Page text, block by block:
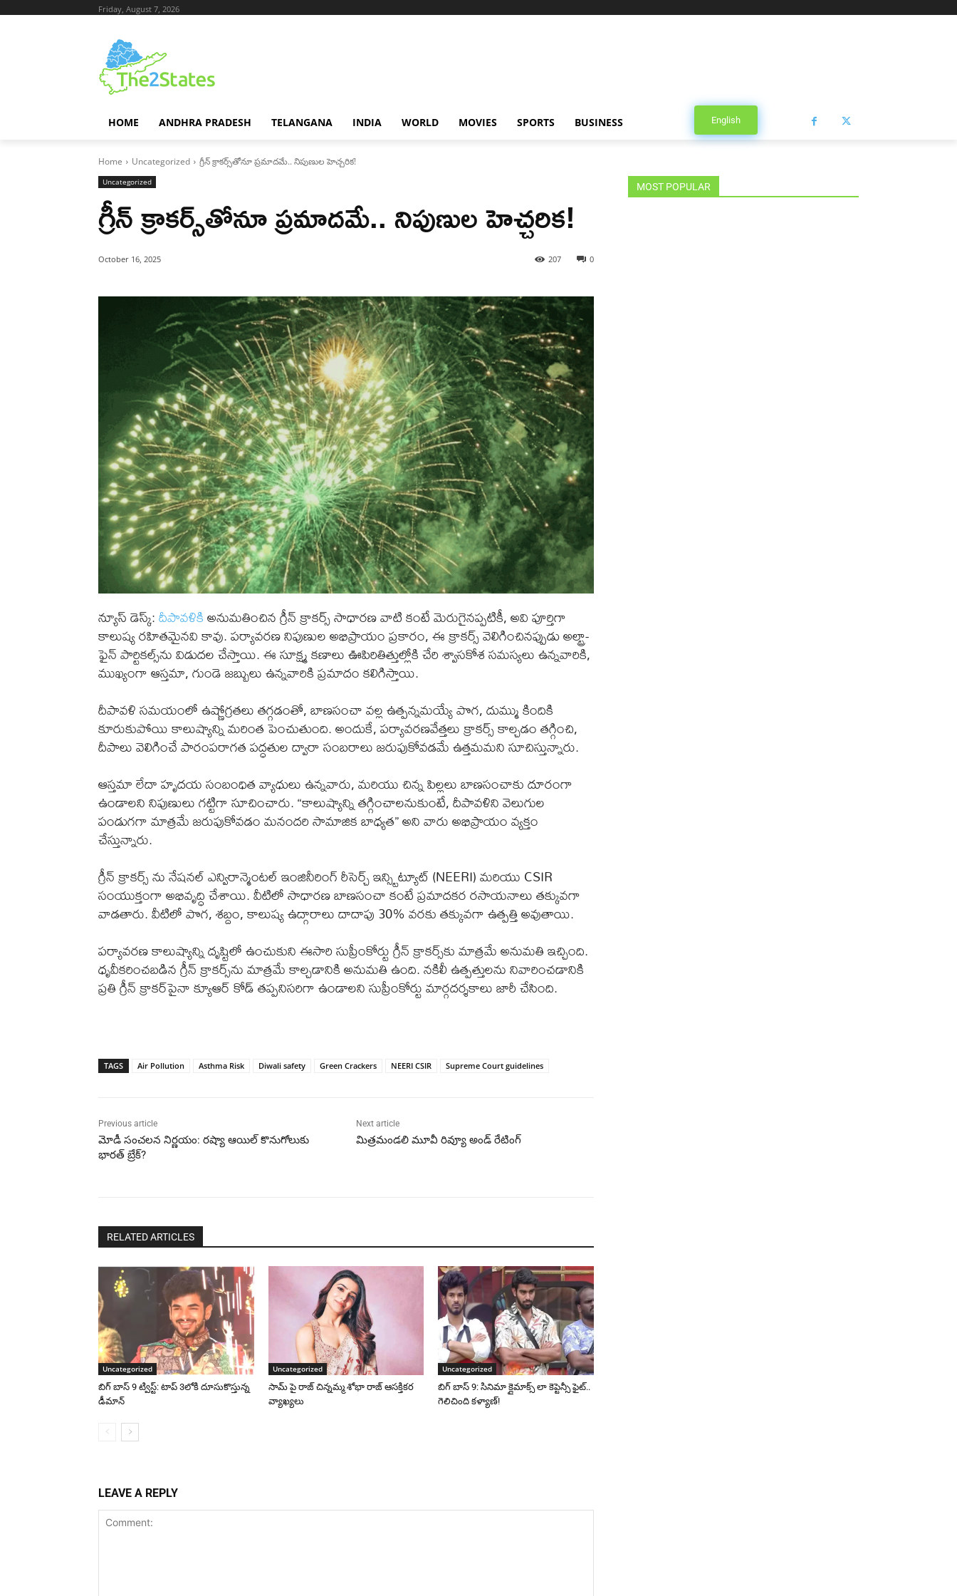
Friday, August 7, 2026
HOME ANDHRA PRADESH TELANGANA INDIA WORLD MOVIES SPORTS BUSINESS English
Home Uncategorized గ్రీన్ క్రాకర్స్‌తోనూ ప్రమాదమే.. నిపుణుల హెచ్చరిక!
Uncategorized
గ్రీన్ క్రాకర్స్‌తోనూ ప్రమాదమే.. నిపుణుల హెచ్చరిక!
October 16, 2025 0
207
న్యూస్ డెస్క్:దీపావళికిఅనుమతించిన గ్రీన్ క్రాకర్స్ సాధారణ వాటి కంటే మెరుగైనప్పటికీ, అవి పూర్తిగా
కాలుష్య రహితమైనవి కావు. పర్యావరణ నిపుణుల అభిప్రాయం ప్రకారం, ఈ క్రాకర్స్ వెలిగించినప్పుడు అల్ట్రా-
ఫైన్ పార్టికల్స్‌ను విడుదల చేస్తాయి. ఈ సూక్ష్మ కణాలు ఊపిరితిత్తుల్లోకి చేరి శ్వాసకోశ సమస్యలు ఉన్నవారికి,
ముఖ్యంగా ఆస్తమా, గుండె జబ్బులు ఉన్నవారికి ప్రమాదం కలిగిస్తాయి.
దీపావళి సమయంలో ఉష్ణోగ్రతలు తగ్గడంతో, బాణసంచా వల్ల ఉత్పన్నమయ్యే పొగ, దుమ్ము కిందికి
కూరుకుపోయి కాలుష్యాన్ని మరింత పెంచుతుంది. అందుకే, పర్యావరణవేత్తలు క్రాకర్స్ కాల్చడం తగ్గించి,
దీపాలు వెలిగించే పారంపరాగత పద్ధతుల ద్వారా సంబరాలు జరుపుకోవడమే ఉత్తమమని సూచిస్తున్నారు.
ఆస్తమా లేదా హృదయ సంబంధిత వ్యాధులు ఉన్నవారు, మరియు చిన్న పిల్లలు బాణసంచాకు దూరంగా
ఉండాలని నిపుణులు గట్టిగా సూచించారు. “కాలుష్యాన్ని తగ్గించాలనుకుంటే, దీపావళిని వెలుగుల
పండుగగా మాత్రమే జరుపుకోవడం మనందరి సామాజిక బాధ్యత” అని వారు అభిప్రాయం వ్యక్తం
చేస్తున్నారు.
గ్రీన్ క్రాకర్స్ ను నేషనల్ ఎన్విరాన్మెంటల్ ఇంజినీరింగ్ రీసెర్చ్ ఇన్స్టిట్యూట్ (NEERI) మరియు CSIR
సంయుక్తంగా అభివృద్ధి చేశాయి. వీటిలో సాధారణ బాణసంచా కంటే ప్రమాదకర రసాయనాలు తక్కువగా
వాడతారు. వీటిలో పొగ, శబ్దం, కాలుష్య ఉద్గారాలు దాదాపు 30% వరకు తక్కువగా ఉత్పత్తి అవుతాయి.
పర్యావరణ కాలుష్యాన్ని దృష్టిలో ఉంచుకుని ఈసారి సుప్రీంకోర్టు గ్రీన్ క్రాకర్స్‌కు మాత్రమే అనుమతి ఇచ్చింది.
ధృవీకరించబడిన గ్రీన్ క్రాకర్స్‌ను మాత్రమే కాల్చడానికి అనుమతి ఉంది. నకిలీ ఉత్పత్తులను నివారించడానికి
ప్రతి గ్రీన్ క్రాకర్‌పైనా క్యూఆర్ కోడ్ తప్పనిసరిగా ఉండాలని సుప్రీంకోర్టు మార్గదర్శకాలు జారీ చేసింది.
TAGS Air Pollution Asthma Risk Diwali safety Green Crackers NEERI CSIR Supreme Court guidelines
Previous article
మోడీ సంచలన నిర్ణయం: రష్యా ఆయిల్ కొనుగోలుకు
భారత్ బ్రేక్?
Next article
మిత్రమండలి మూవీ రివ్యూ అండ్ రేటింగ్
RELATED ARTICLES
Uncategorized
బిగ్ బాస్ 9 ట్విస్ట్: టాప్ 3లోకి దూసుకొస్తున్న
డీమాన్
Uncategorized
సామ్ పై రాజ్ చిన్నమ్మ శోభా రాజ్ ఆసక్తికర
వ్యాఖ్యలు
Uncategorized
బిగ్ బాస్ 9: సినిమా క్లైమాక్స్ లా కెప్టెన్సీ ఫైట్..
గెలిచింది కళ్యాణ్!
LEAVE A REPLY
MOST POPULAR